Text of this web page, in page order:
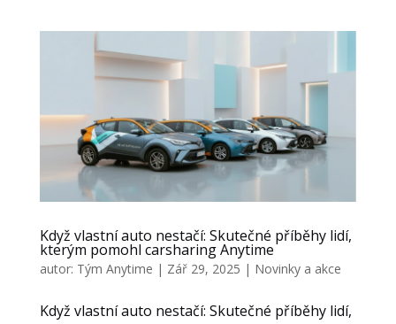
Když vlastní auto nestačí: Skutečné příběhy lidí,
kterým pomohl carsharing Anytime
autor: Tým Anytime | Zář 29, 2025 | Novinky a akce
Když vlastní auto nestačí: Skutečné příběhy lidí,
cookies
některé
webu zmizí.
Marketing
při návštěvě našich
stránek zvyšujete
šanci na zobrazení
obsahu a nabídek.